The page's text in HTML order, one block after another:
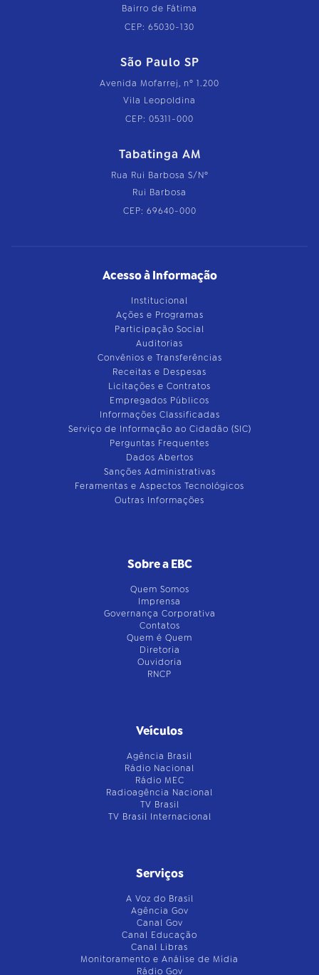
Bairro de Fátima
CEP: 65030-130
São Paulo SP
Avenida Mofarrej, nº 1.200
Vila Leopoldina
CEP: 05311-000
Tabatinga AM
Rua Rui Barbosa S/Nº
Rui Barbosa
CEP: 69640-000
Acesso à Informação
Institucional
Ações e Programas
Participação Social
Auditorias
Convênios e Transferências
Receitas e Despesas
Licitações e Contratos
Empregados Públicos
Informações Classificadas
Serviço de Informação ao Cidadão (SIC)
Perguntas Frequentes
Dados Abertos
Sanções Administrativas
Feramentas e Aspectos Tecnológicos
Outras Informações
Sobre a EBC
Quem Somos
Imprensa
Governança Corporativa
Contatos
Quem é Quem
Diretoria
Ouvidoria
RNCP
Veículos
Agência Brasil
Rádio Nacional
Rádio MEC
Radioagência Nacional
TV Brasil
TV Brasil Internacional
Serviços
A Voz do Brasil
Agência Gov
Canal Gov
Canal Educação
Canal Libras
Monitoramento e Análise de Mídia
Rádio Gov